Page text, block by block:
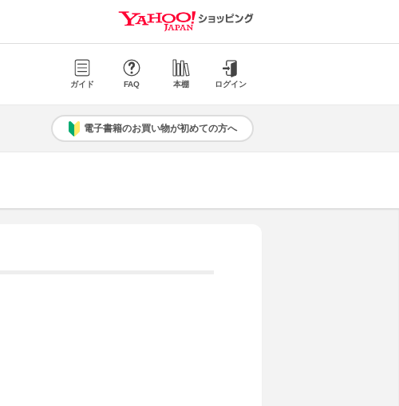
ガイド FAQ 本棚 ログイン
電子書籍のお買い物が初めての方へ